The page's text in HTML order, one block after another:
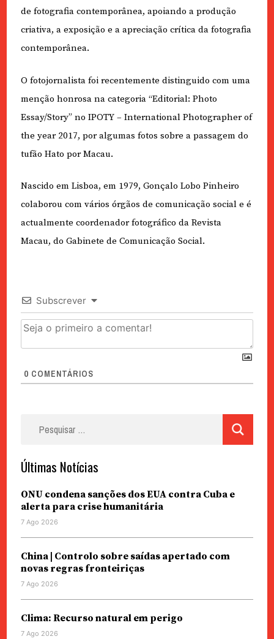
de fotografia contemporânea, apoiando a produção
criativa, a exposição e a apreciação crítica da fotografia
contemporânea.
O fotojornalista foi recentemente distinguido com uma
menção honrosa na categoria “Editorial: Photo
Essay/Story” no IPOTY – International Photographer of
the year 2017, por algumas fotos sobre a passagem do
tufão Hato por Macau.
Nascido em Lisboa, em 1979, Gonçalo Lobo Pinheiro
colaborou com vários órgãos de comunicação social e é
actualmente coordenador fotográfico da Revista
Macau, do Gabinete de Comunicação Social.
Subscrever
0 COMENTÁRIOS
Últimas Notícias
ONU condena sanções dos EUA contra Cuba e
alerta para crise humanitária
7 Ago 2026
China | Controlo sobre saídas apertado com
novas regras fronteiriças
7 Ago 2026
Clima: Recurso natural em perigo
7 Ago 2026